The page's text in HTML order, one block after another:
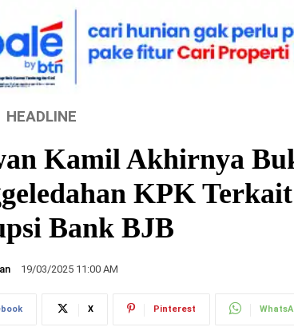
HEADLINE
Kamil Akhirnya
KPK
Bank BJB
19/03/2025 11:00 AM
X Pinterest